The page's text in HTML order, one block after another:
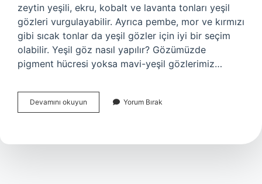
zeytin yeşili, ekru, kobalt ve lavanta tonları yeşil
gözleri vurgulayabilir. Ayrıca pembe, mor ve kırmızı
gibi sıcak tonlar da yeşil gözler için iyi bir seçim
olabilir. Yeşil göz nasıl yapılır? Gözümüzde
pigment hücresi yoksa mavi-yeşil gözlerimiz…
Devamını okuyun
Göz
Yapılır
Yorum Bırak